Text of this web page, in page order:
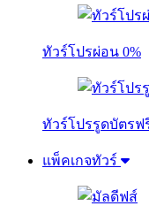
ทัวร์โปรผ่อน 0%
ทัวร์โปรรูดบัตรฟ
แพ็คเกจทัวร์